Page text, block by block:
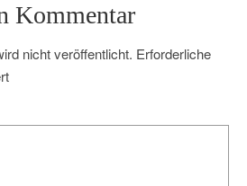
Kommentar
nicht veröffentlicht. Erforderliche